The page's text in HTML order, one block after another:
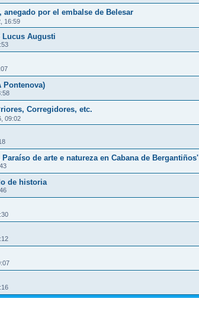
por el embalse de Belesar
16:59
Lucus Augusti
Pontenova)
Corregidores, etc.
09:02
de arte e natureza en Cabana de Bergantiños'
de historia